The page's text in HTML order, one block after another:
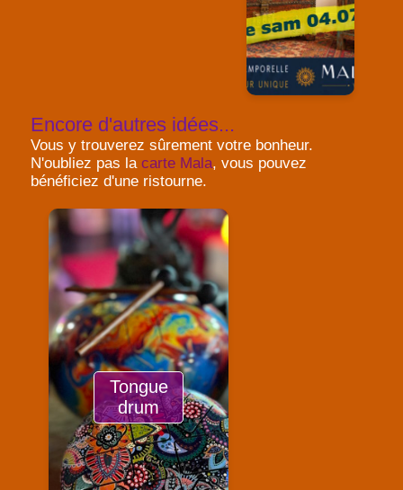
Encore d'autres idées...
Vous y trouverez sûrement votre bonheur.
N'oubliez pas la carte Mala, vous pouvez
bénéficiez d'une ristourne.
Tongue
drum